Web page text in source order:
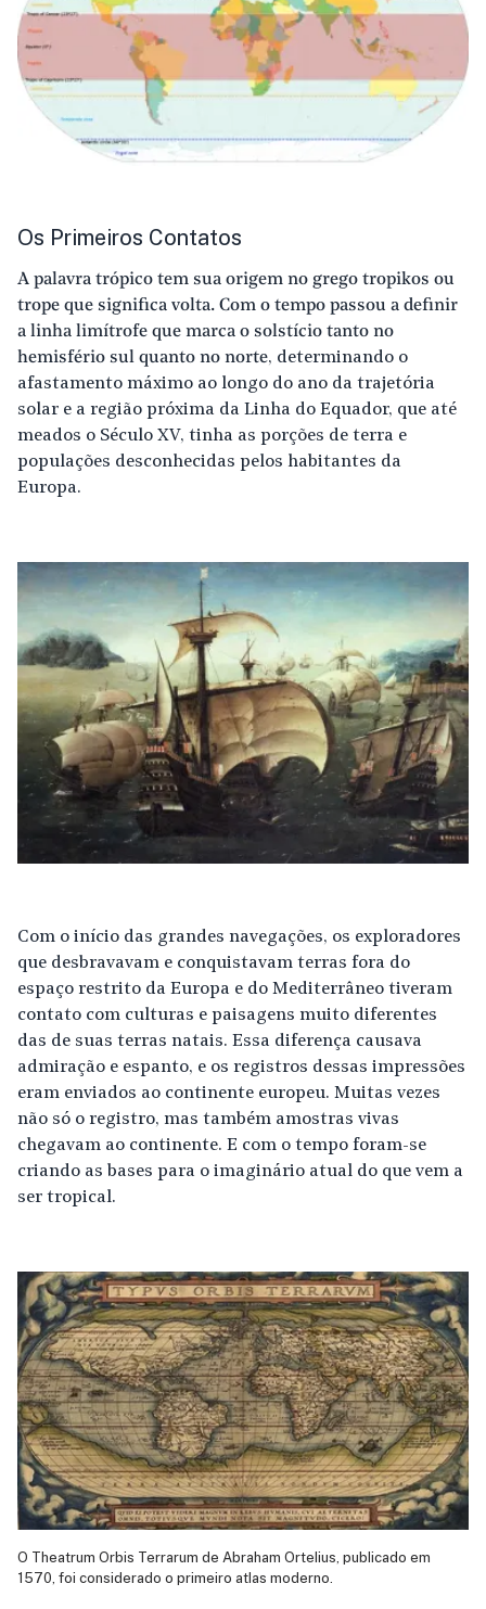
Os Primeiros Contatos
A palavra trópico tem sua origem no grego tropikos ou
trope que significa volta. Com o tempo passou a definir
a linha limítrofe que marca o solstício tanto no
hemisfério sul quanto no norte, determinando o
afastamento máximo ao longo do ano da trajetória
solar e a região próxima da Linha do Equador, que até
meados o Século XV, tinha as porções de terra e
populações desconhecidas pelos habitantes da
Europa.
Com o início das grandes navegações, os exploradores
que desbravavam e conquistavam terras fora do
espaço restrito da Europa e do Mediterrâneo tiveram
contato com culturas e paisagens muito diferentes
das de suas terras natais. Essa diferença causava
admiração e espanto, e os registros dessas impressões
eram enviados ao continente europeu. Muitas vezes
não só o registro, mas também amostras vivas
chegavam ao continente. E com o tempo foram-se
criando as bases para o imaginário atual do que vem a
ser tropical.
O Theatrum Orbis Terrarum de Abraham Ortelius, publicado em
1570, foi considerado o primeiro atlas moderno.